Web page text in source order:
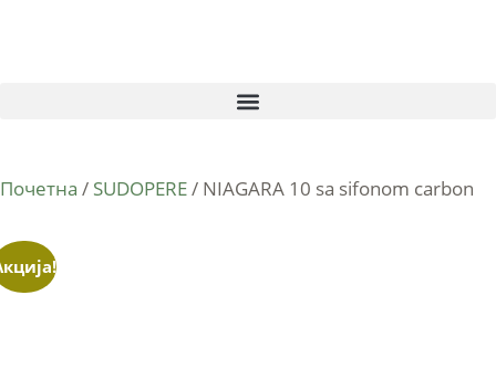
Почетна / SUDOPERE/ NIAGARA 10 sa sifonom carbon